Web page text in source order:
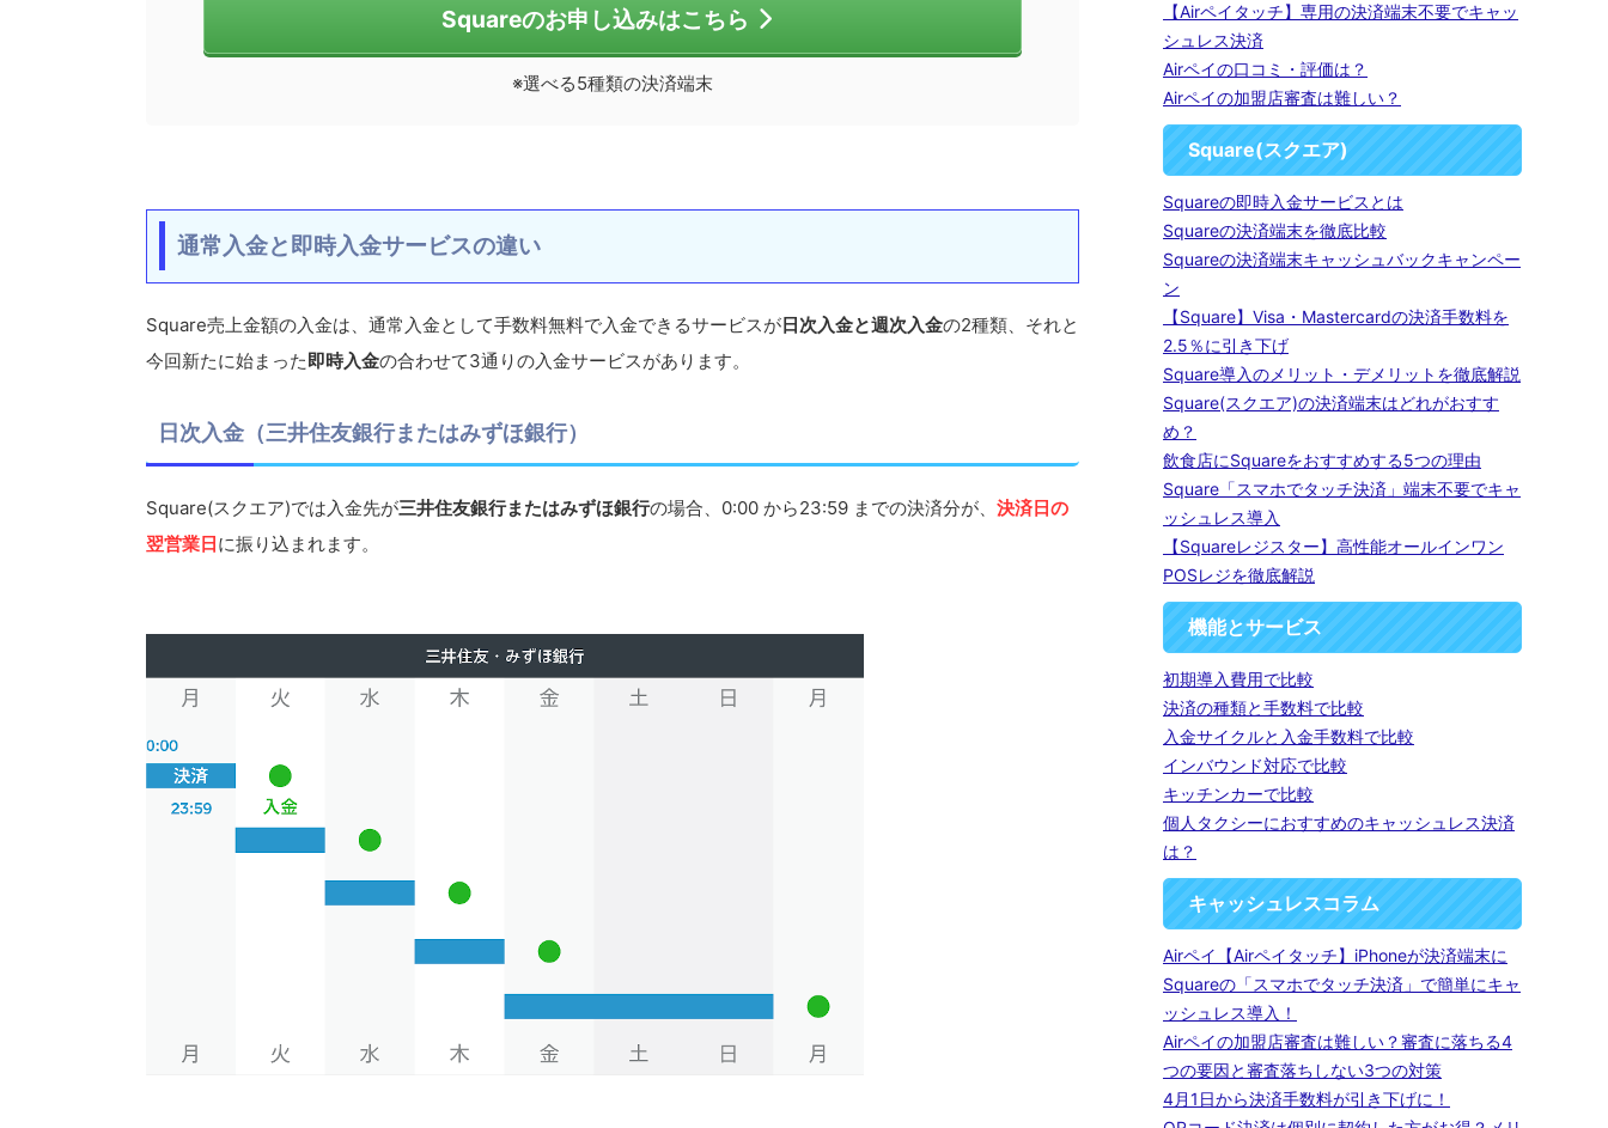
Squareのお申し込みはこちら
※選べる5種類の決済端末
通常入金と即時入金サービスの違い
Square売上金額の入金は、通常入金として手数料無料で入金できるサービスが日次入金と週次入金の2種類、それと
今回新たに始まった即時入金の合わせて3通りの入金サービスがあります。
日次入金（三井住友銀行またはみずほ銀行）
Square(スクエア)では入金先が三井住友銀行またはみずほ銀行の場合、0:00 から23:59 までの決済分が、 決済日の
翌営業日に振り込まれます。
【Airペイタッチ】専用の決済端末不要でキャッ
シュレス決済
Airペイの口コミ・評価は？
Airペイの加盟店審査は難しい？
Square(スクエア)
Squareの即時入金サービスとは
Squareの決済端末を徹底比較
Squareの決済端末キャッシュバックキャンペー
ン
【Square】Visa・Mastercardの決済手数料を
2.5％に引き下げ
Square導入のメリット・デメリットを徹底解説
Square(スクエア)の決済端末はどれがおすす
め？
飲食店にSquareをおすすめする5つの理由
Square「スマホでタッチ決済」端末不要でキャ
ッシュレス導入
【Squareレジスター】高性能オールインワン
POSレジを徹底解説
機能とサービス
初期導入費用で比較
決済の種類と手数料で比較
入金サイクルと入金手数料で比較
インバウンド対応で比較
キッチンカーで比較
個人タクシーにおすすめのキャッシュレス決済
は？
キャッシュレスコラム
Airペイ【Airペイタッチ】iPhoneが決済端末に
Squareの「スマホでタッチ決済」で簡単にキャ
ッシュレス導入！
Airペイの加盟店審査は難しい？審査に落ちる4
つの要因と審査落ちしない3つの対策
4月1日から決済手数料が引き下げに！